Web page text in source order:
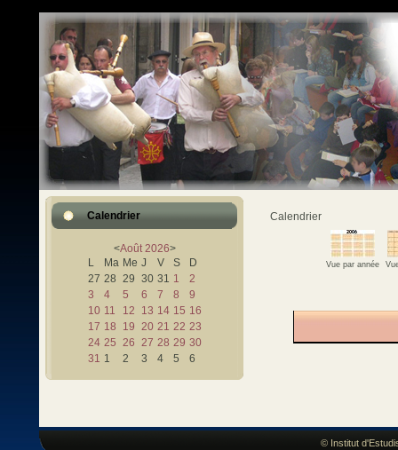
Calendrier
<Août 2026>
L
Ma Me J V S
D
27 28 29 30 31 1
2
3
4 5 6 7 8
9
10 11 12 13 14 15 16
17 18 19 20 21 22 23
24 25 26 27 28 29 30
31 1 2 3 4 5 6
Calendrier
Vue par année
© Institut